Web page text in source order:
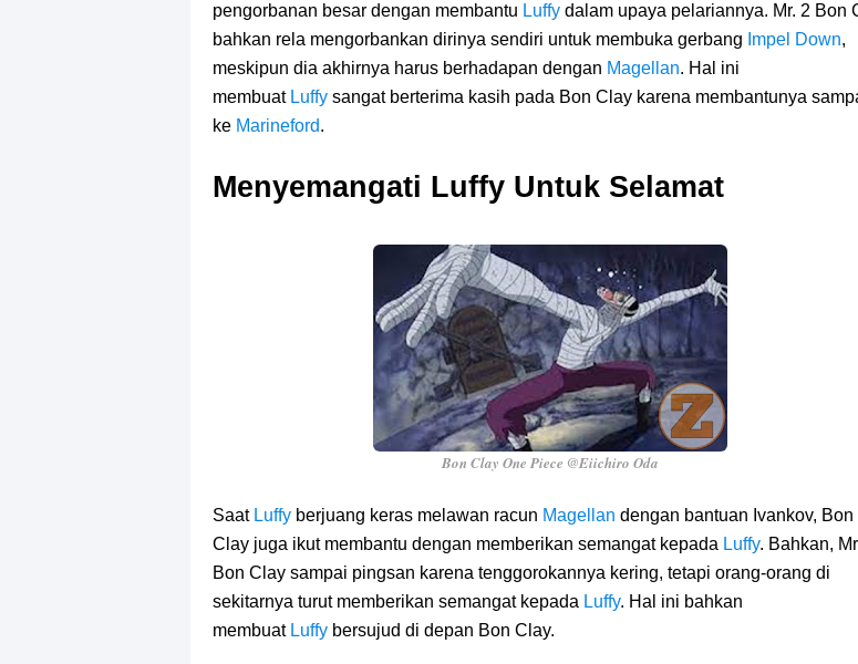
pengorbanan besar dengan membantu Luffy dalam upaya pelariannya. Mr. 2 Bon
bahkan rela mengorbankan dirinya sendiri untuk membuka gerbang Impel Down,
meskipun dia akhirnya harus berhadapan dengan Magellan. Hal ini
membuat Luffy sangat berterima kasih pada Bon Clay karena membantunya
ke Marineford.
Menyemangati Luffy Untuk Selamat
Bon Clay One Piece @Eiichiro Oda
Saat Luffy berjuang keras melawan racun Magellan dengan bantuan Ivankov, Bon
Clay juga ikut membantu dengan memberikan semangat kepada Luffy. Bahkan,
Bon Clay sampai pingsan karena tenggorokannya kering, tetapi orang-orang di
sekitarnya turut memberikan semangat kepada Luffy. Hal ini bahkan
membuat Luffy bersujud di depan Bon Clay.